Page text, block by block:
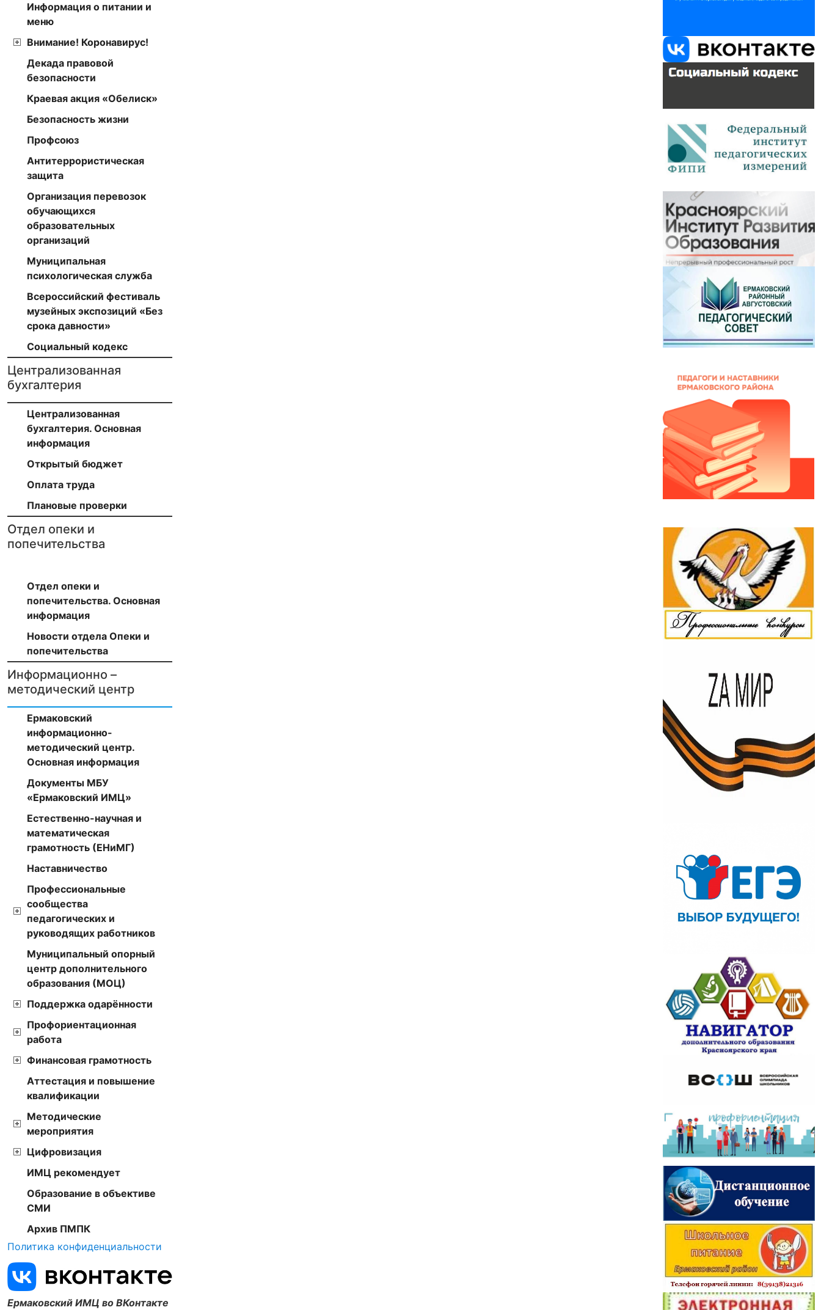
Информация о питании и
меню
Внимание! Коронавирус!
Декада правовой
безопасности
Краевая акция «Обелиск»
Безопасность жизни
Профсоюз
Антитеррористическая
защита
Организация перевозок
обучающихся
образовательных
организаций
Муниципальная
психологическая служба
Всероссийский фестиваль
музейных экспозиций «Без
срока давности»
Социальный кодекс
Централизованная
бухгалтерия
Централизованная
бухгалтерия. Основная
информация
Открытый бюджет
Оплата труда
Плановые проверки
Отдел опеки и
попечительства
Отдел опеки и
попечительства. Основная
информация
Новости отдела Опеки и
попечительства
Информационно –
методический центр
Ермаковский
информационно-
методический центр.
Основная информация
Документы МБУ
«Ермаковский ИМЦ»
Естественно-научная и
математическая
грамотность (ЕНиМГ)
Наставничество
Профессиональные
сообщества
педагогических и
руководящих работников
Муниципальный опорный
центр дополнительного
образования (МОЦ)
Поддержка одарённости
Профориентационная
работа
Финансовая грамотность
Аттестация и повышение
квалификации
Методические
мероприятия
Цифровизация
ИМЦ рекомендует
Образование в объективе
СМИ
Архив ПМПК
Политика конфиденциальности
Ермаковский ИМЦ во ВКонтакте